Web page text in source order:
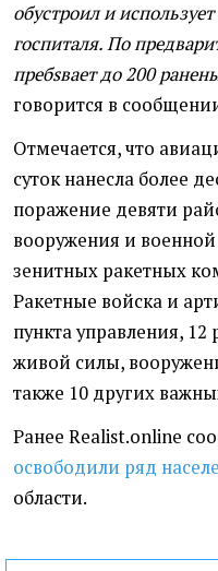
обустроил и
госпиталя. По
пребsвает до 200
говорится в
Отмечается, что
суток нанесла более
поражение девяти
вооружения и
зенитных ракетных
Ракетные войска и
пункта управления,
живой силы,
также 10 других
Ранее Realist.online
освободили ряд
области.